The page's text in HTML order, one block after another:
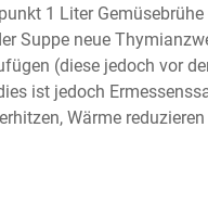
1 Liter Gemüsebrühe
Suppe neue
(diese jedoch vor
ist jedoch
Wärme